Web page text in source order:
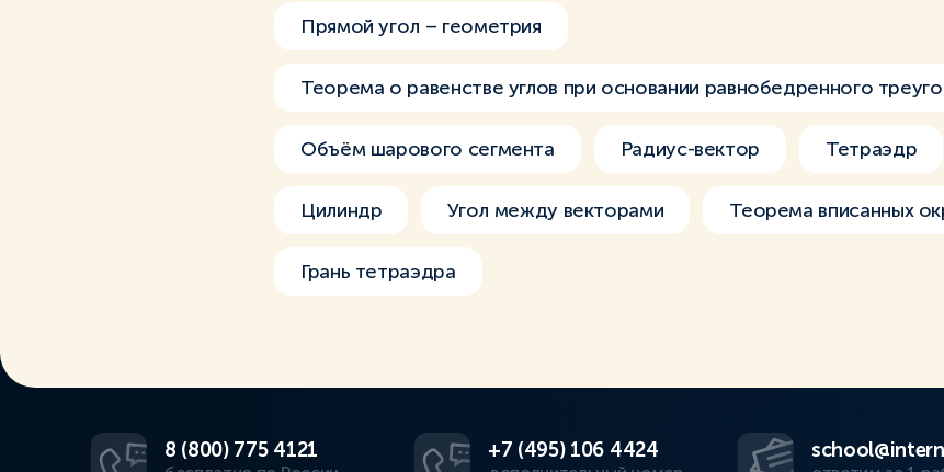
Прямой угол – геометрия
Теорема о равенстве углов при основании равнобедренного
Объём шарового сегмента Радиус-вектор Тетраэдр
Цилиндр Угол между векторами Теорема вписанных
Грань тетраэдра
8 (800) 775 4121 +7 (495) 106 4424